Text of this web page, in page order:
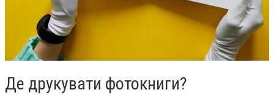
Де друкувати фотокниги?